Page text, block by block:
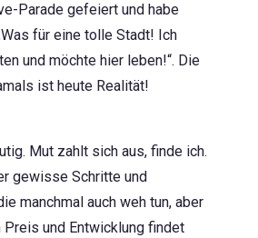
Parade gefeiert und habe
für eine tolle Stadt! Ich
und möchte hier leben!“. Die
ist heute Realität!
Mut zahlt sich aus, finde ich.
gewisse Schritte und
manchmal auch weh tun, aber
Preis und Entwicklung findet